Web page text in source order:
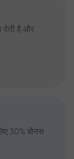
देती है और
30% बोनस